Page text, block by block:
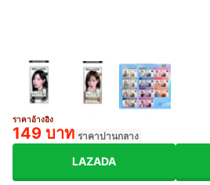
ราคาอ้างอิง
149 บาท ราคาปานกลาง
LAZADA